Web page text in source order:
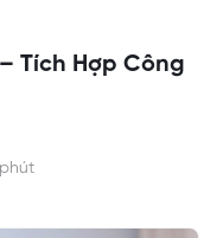
Tích Hợp Công